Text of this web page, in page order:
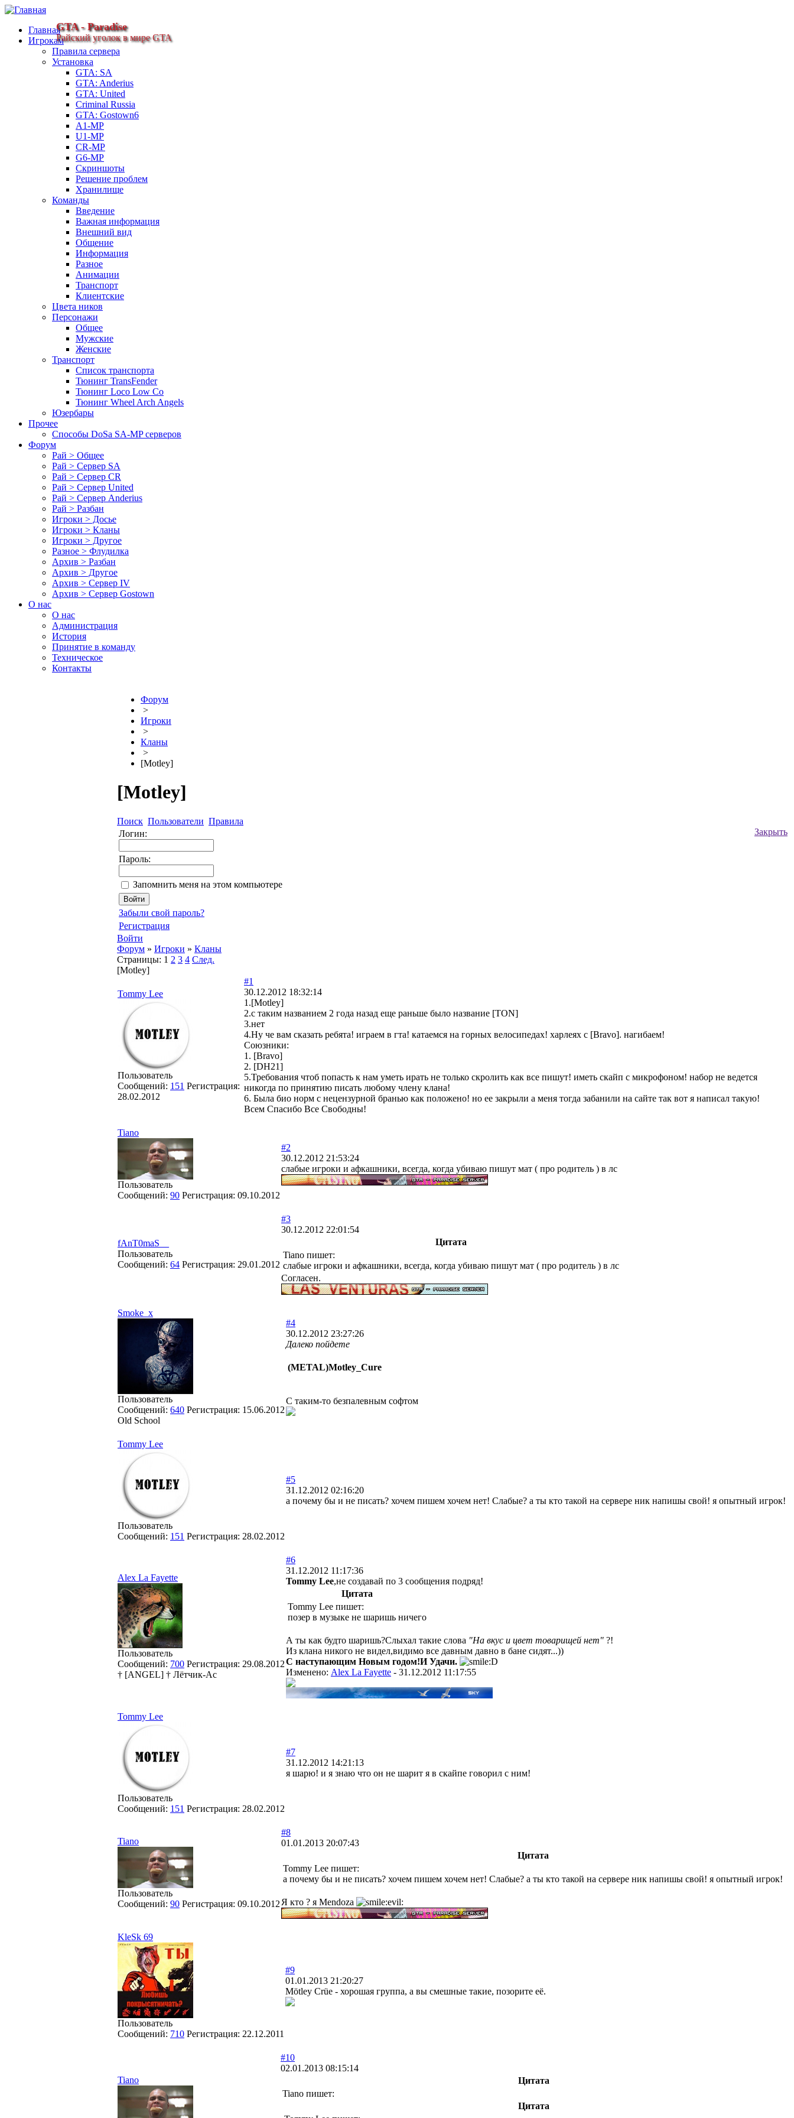
GTA - Paradise
Райский уголок в мире GTA
Главная
Игрокам
Правила сервера
Установка
GTA: SA
GTA: Anderius
GTA: United
Criminal Russia
GTA: Gostown6
A1-MP
U1-MP
CR-MP
G6-MP
Скриншоты
Решение проблем
Хранилище
Команды
Введение
Важная информация
Внешний вид
Общение
Информация
Разное
Анимации
Транспорт
Клиентские
Цвета ников
Персонажи
Общее
Мужские
Женские
Транспорт
Список транспорта
Тюнинг TransFender
Тюнинг Loco Low Co
Тюнинг Wheel Arch Angels
Юзербары
Прочее
Cпособы DoSа SA-MP серверов
Форум
Рай > Общее
Рай > Сервер SA
Рай > Сервер CR
Рай > Сервер United
Рай > Сервер Anderius
Рай > Разбан
Игроки > Досье
Игроки > Кланы
Игроки > Другое
Разное > Флудилка
Архив > Разбан
Архив > Другое
Архив > Сервер IV
Архив > Сервер Gostown
О нас
О нас
Администрация
История
Принятие в команду
Техническое
Контакты
Форум
>
Игроки
>
Кланы
>
[Motley]
[Motley]
Поиск Пользователи Правила
Закрыть
Логин:
Пароль:
Запомнить меня на этом компьютере
Забыли свой пароль?
Регистрация
Войти
Форум » Игроки » Кланы
Страницы: 1 2 3 4 След.
[Motley]
Tommy Lee
Пользователь
Сообщений: 151 Регистрация:
28.02.2012
#1
30.12.2012 18:32:14
1.[Motley]
2.с таким названием 2 года назад еще раньше было название [TON]
3.нет
4.Ну че вам сказать ребята! играем в гта! катаемся на горных велосипедах! харлеях с [Bravo]. нагибаем!
Союзники:
1. [Bravo]
2. [DH21]
5.Требования чтоб попасть к нам уметь ирать не только скролить как все пишут! иметь скайп с микрофоном! набор не ведется
никогда по принятию писать любому члену клана!
6. Была био норм с нецензурной бранью как положено! но ее закрыли а меня тогда забанили на сайте так вот я написал такую!
Всем Спасибо Все Свободны!
Tiano
Пользователь
Сообщений: 90 Регистрация: 09.10.2012
#2
30.12.2012 21:53:24
слабые игроки и афкашники, всегда, когда убиваю пишут мат ( про родитель ) в лс
fAnT0maS__
Пользователь
Сообщений: 64 Регистрация: 29.01.2012
#3
30.12.2012 22:01:54
Цитата
Tiano пишет:
слабые игроки и афкашники, всегда, когда убиваю пишут мат ( про родитель ) в лс
Согласен.
Smoke_x
Пользователь
Сообщений: 640 Регистрация: 15.06.2012
Old School
#4
30.12.2012 23:27:26
Далеко пойдете
(METAL)Motley_Cure
С таким-то безпалевным софтом
Tommy Lee
Пользователь
Сообщений: 151 Регистрация: 28.02.2012
#5
31.12.2012 02:16:20
а почему бы и не писать? хочем пишем хочем нет! Слабые? а ты кто такой на сервере ник напишы свой! я опытный игрок!
Alex La Fayette
Пользователь
Сообщений: 700 Регистрация: 29.08.2012
† [ANGEL] † Лётчик-Ас
#6
31.12.2012 11:17:36
Tommy Lee,не создавай по 3 сообщения подряд!
Цитата
Tommy Lee пишет:
позер в музыке не шаришь ничего
А ты как будто шаришь?Слыхал такие слова "На вкус и цвет товарищей нет" ?!
Из клана никого не видел,видимо все давным давно в бане сидят...))
С наступающим Новым годом!И Удачи.
Изменено: Alex La Fayette - 31.12.2012 11:17:55
Tommy Lee
Пользователь
Сообщений: 151 Регистрация: 28.02.2012
#7
31.12.2012 14:21:13
я шарю! и я знаю что он не шарит я в скайпе говорил с ним!
Tiano
Пользователь
Сообщений: 90 Регистрация: 09.10.2012
#8
01.01.2013 20:07:43
Цитата
Tommy Lee пишет:
а почему бы и не писать? хочем пишем хочем нет! Слабые? а ты кто такой на сервере ник напишы свой! я опытный игрок!
Я кто ? я Mendoza
KleSk 69
Пользователь
Сообщений: 710 Регистрация: 22.12.2011
#9
01.01.2013 21:20:27
Mötley Crüe - хорошая группа, а вы смешные такие, позорите её.
Tiano
#10
02.01.2013 08:15:14
Цитата
Tiano пишет:
Цитата